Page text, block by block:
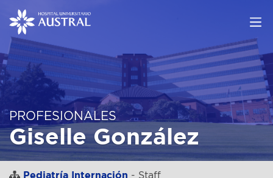
PROFESIONALES
Giselle González
Pediatría Internación - Staff